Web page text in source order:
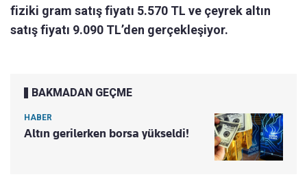
fiziki gram satış fiyatı 5.570 TL ve çeyrek altın
satış fiyatı 9.090 TL’den gerçekleşiyor.
BAKMADAN GEÇME
HABER
Altın gerilerken borsa yükseldi!